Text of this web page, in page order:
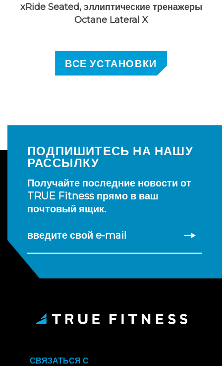
xRide Seated, эллиптические тренажеры
Octane Lateral X
ВСЕ УСТАНОВКИ
ПОДПИШИТЕСЬ НА НАШУ
РАССЫЛКУ
Получайте последние новости от
TRUE Fitness прямо в ваш
почтовый ящик.
введите свой e-mail
СВЯЗАТЬСЯ С